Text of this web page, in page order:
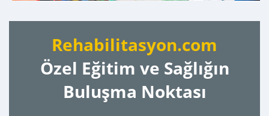
Rehabilitasyon.com
Özel Eğitim ve Sağlığın
Buluşma Noktası